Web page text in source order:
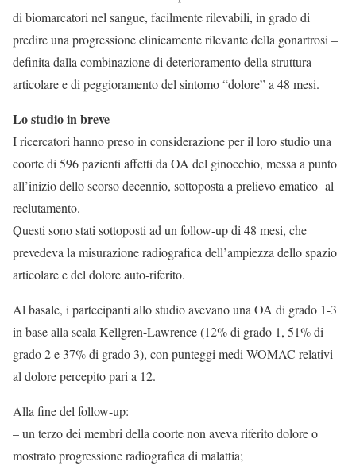
di biomarcatori nel sangue, facilmente rilevabili, in grado di
predire una progressione clinicamente rilevante della gonartrosi –
definita dalla combinazione di deterioramento della struttura
articolare e di peggioramento del sintomo “dolore” a 48 mesi.
Lo studio in breve
I ricercatori hanno preso in considerazione per il loro studio una
coorte di 596 pazienti affetti da OA del ginocchio, messa a punto
all’inizio dello scorso decennio, sottoposta a prelievo ematico al
reclutamento.
Questi sono stati sottoposti ad un follow-up di 48 mesi, che
prevedeva la misurazione radiografica dell’ampiezza dello spazio
articolare e del dolore auto-riferito.
Al basale, i partecipanti allo studio avevano una OA di grado 1-3
in base alla scala Kellgren-Lawrence (12% di grado 1, 51% di
grado 2 e 37% di grado 3), con punteggi medi WOMAC relativi
al dolore percepito pari a 12.
Alla fine del follow-up:
– un terzo dei membri della coorte non aveva riferito dolore o
mostrato progressione radiografica di malattia;